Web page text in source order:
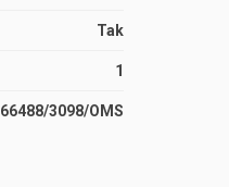
Tak
1
66488/3098/OMS